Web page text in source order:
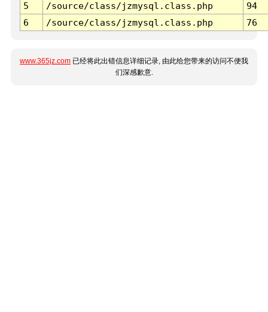
5
/source/class/jzmysql.class.php
94
6
/source/class/jzmysql.class.php 76
www.365jz.com 已经将此出错信息详细记录, 由此给您带来的访问不便我
们深感歉意.